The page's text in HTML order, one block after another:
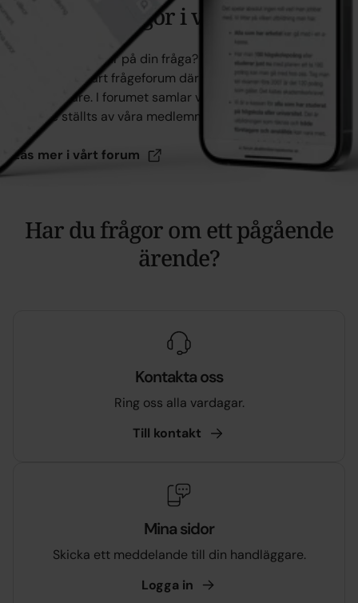
Ställ dina frågor i vårt forum
Hittar du inte svar på din fråga? Du kan alltid ställa din
egen fråga i vårt frågeforum där den besvaras av våra
medarbetare. I forumet samlar vi även alla frågor som
tidigare ställts av våra medlemmar.
Läs mer i vårt forum
Har du frågor om ett pågående
ärende?
Kontakta oss
Ring oss alla vardagar.
Till kontakt
Mina sidor
Skicka ett meddelande till din handläggare.
Logga in